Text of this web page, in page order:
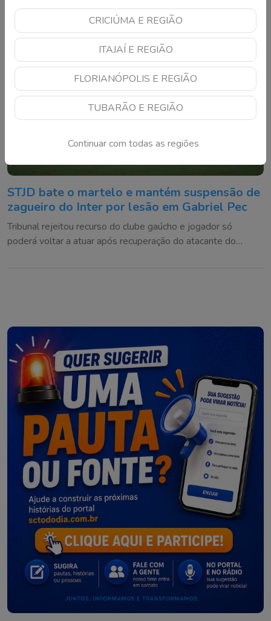
CRICIÚMA E REGIÃO
ITAJAÍ E REGIÃO
FLORIANÓPOLIS E REGIÃO
TUBARÃO E REGIÃO
Continuar com todas as regiões
STJD bate o martelo e mantém suspensão de
zagueiro do Inter por lesão em Gabriel Pec
Tribunal rejeitou recurso do clube gaúcho e jogador só
poderá voltar a atuar após recuperação do atacante do